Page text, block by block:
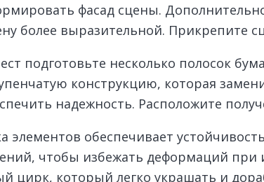
фасад сцены.
более выразительной. Прикрепите
подготовьте несколько полосок
конструкцию, которая
надежность. Расположите
элементов обеспечивает
чтобы избежать деформаций при
цирк, который легко украшать и